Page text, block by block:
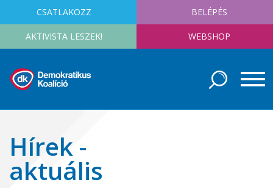
CSATLAKOZZ BELÉPÉS
AKTIVISTA LESZEK! WEBSHOP
Hírek -
aktuális